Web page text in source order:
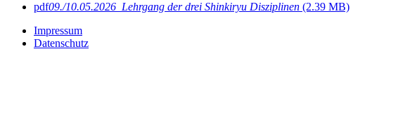
pdf09./10.05.2026_Lehrgang der drei Shinkiryu Disziplinen (2.39 MB)
Impressum
Datenschutz